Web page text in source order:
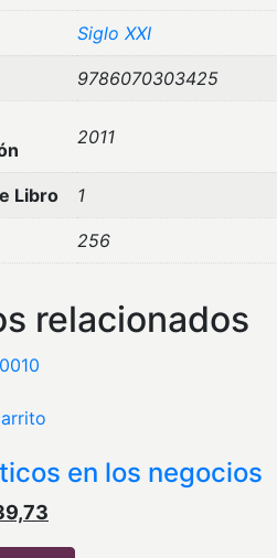
Siglo XXI
9786070303425
2011
Libro 1
256
relacionados
en los negocios